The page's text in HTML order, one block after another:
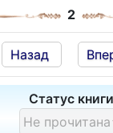
2
Назад
Статус книги